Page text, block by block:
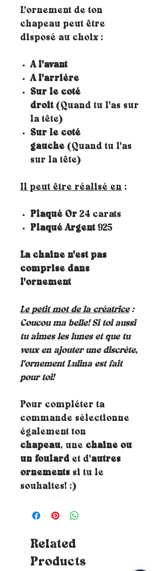
L'ornement de ton
chapeau peut être
disposé au choix :
A l'avant
A l'arrière
Sur le coté
droit(Quand tu l'as sur
la tête)
Sur le coté
gauche (Quand tu l'as
sur la tête)
Il peut être réalisé en :
Plaqué Or 24 carats
Plaqué Argent925
La chaine n'est pas
comprise dans
l'ornement
Le petit mot de la créatrice:
Coucou ma belle! Si toi aussi
tu aimes les lunes et que tu
veux en ajouter une discrète,
l'ornement Lulina est fait
pour toi!
Pour compléter ta
commande sélectionne
également ton
chapeau, une chaine ou
un foulard et d'autres
ornements si tu le
souhaites! :)
Related
Products